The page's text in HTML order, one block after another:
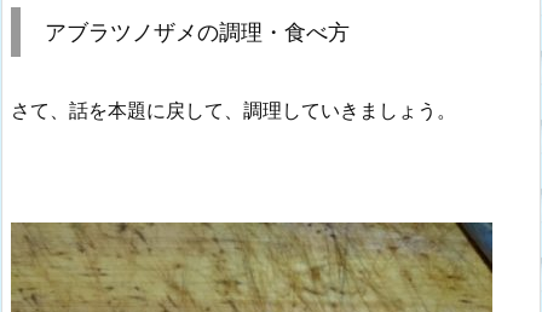
アブラツノザメの調理・食べ方
さて、話を本題に戻して、調理していきましょう。